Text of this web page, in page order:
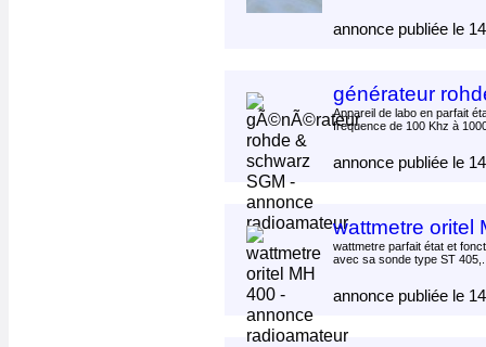
annonce publiée le
générateur
Appareil de labo en parfait
frequence de 100 Khz à
annonce publiée le
wattmetre oritel
wattmetre parfait état et
avec sa sonde type ST
annonce publiée le